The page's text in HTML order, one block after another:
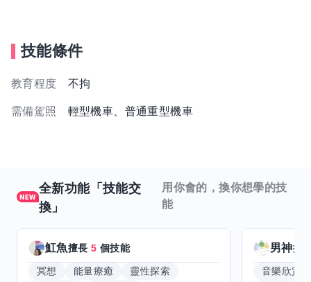
技能條件
教育程度 不拘
需備駕照 輕型機車、普通重型機車
全新功能「技能交
換」
用你會的，換你想學的技
能
魟魚擅長5 個技能
冥想 能量療癒
靈性探索
男神擅
音樂欣賞